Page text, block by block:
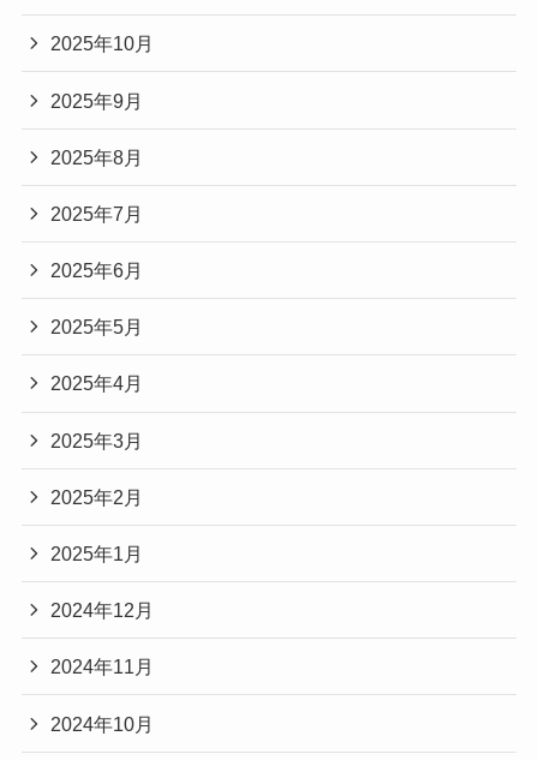
2025年10月
2025年9月
2025年8月
2025年7月
2025年6月
2025年5月
2025年4月
2025年3月
2025年2月
2025年1月
2024年12月
2024年11月
2024年10月